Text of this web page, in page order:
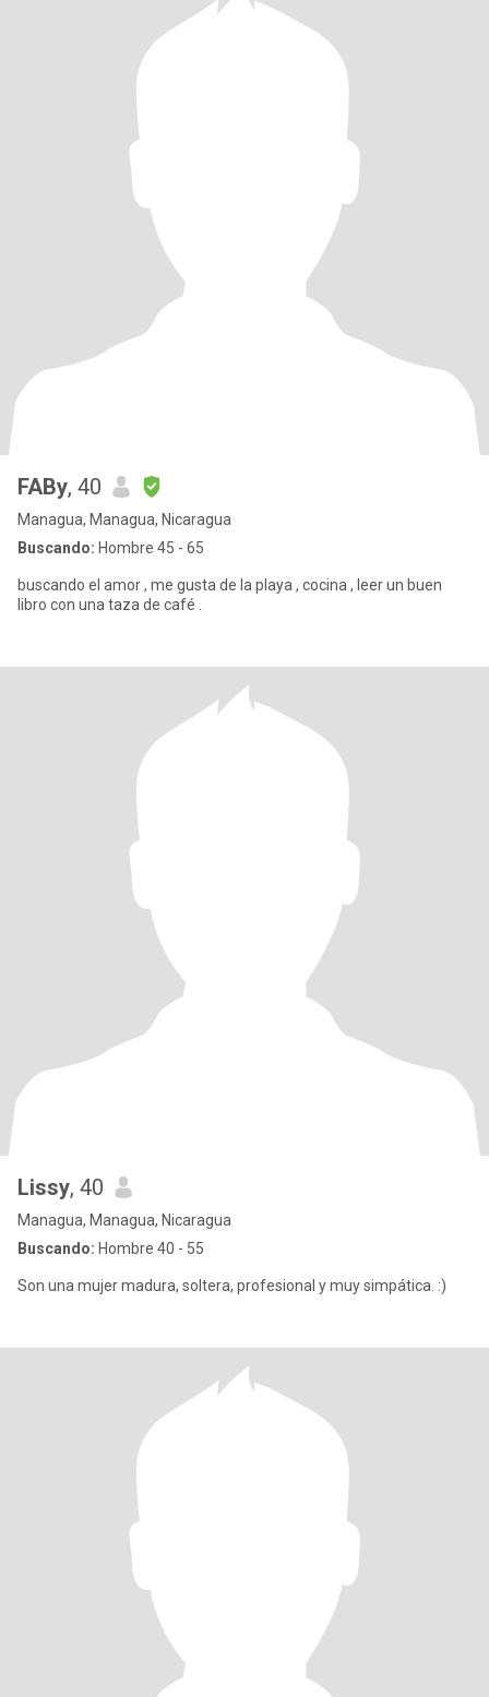
FABy, 40
Managua, Managua, Nicaragua
Buscando: Hombre 45 - 65
buscando el amor , me gusta de la playa , cocina , leer un buen
libro con una taza de café .
Lissy, 40
Managua, Managua, Nicaragua
Buscando: Hombre 40 - 55
Son una mujer madura, soltera, profesional y muy simpática. :)